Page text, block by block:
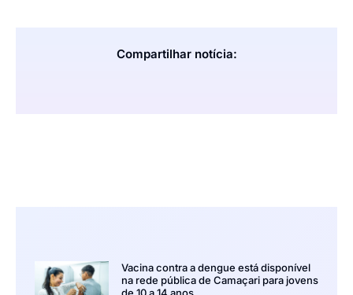
Compartilhar notícia:
Vacina contra a dengue está disponível
na rede pública de Camaçari para jovens